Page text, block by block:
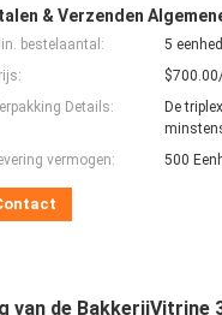
& Verzenden
bestelaantal:
5
Details:
De
vermogen:
500
van de BakkerijVitrine